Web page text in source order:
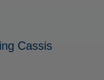
Cassis